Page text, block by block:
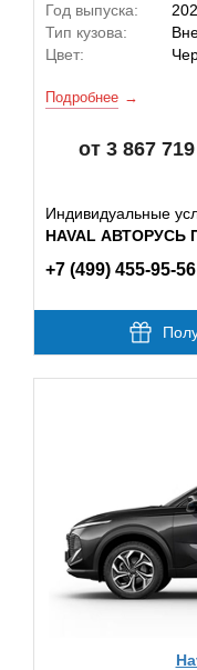
Год выпуска:
Тип кузова:
Цвет:
Подробнее
от 3 867 719
Индивидуальные
HAVAL АВТОРУСЬ
+7 (499) 455-95-56